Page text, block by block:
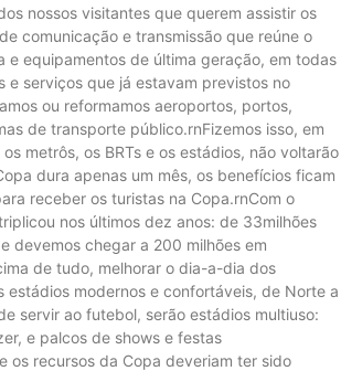
nossos visitantes que querem assistir os
comunicação e transmissão que reúne o
equipamentos de última geração, em todas
e serviços que já estavam previstos no
ou reformamos aeroportos, portos,
de transporte público.rnFizemos isso, em
metrôs, os BRTs e os estádios, não voltarão
dura apenas um mês, os benefícios ficam
receber os turistas na Copa.rnCom o
nos últimos dez anos: de 33milhões
devemos chegar a 200 milhões em
de tudo, melhorar o dia-a-dia dos
modernos e confortáveis, de Norte a
servir ao futebol, serão estádios multiuso:
e palcos de shows e festas
os recursos da Copa deveriam ter sido